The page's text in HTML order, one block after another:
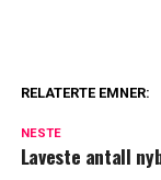
RELATERTE EMNER:
NESTE
Laveste antall